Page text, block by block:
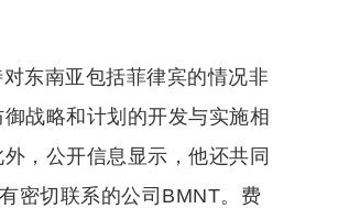
东南亚包括菲律宾的情况非
战略和计划的开发与实施相
，公开信息显示，他还共同
密切联系的公司BMNT。费